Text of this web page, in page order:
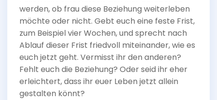
werden, ob frau diese Beziehung weiterleben
möchte oder nicht. Gebt euch eine feste Frist,
zum Beispiel vier Wochen, und sprecht nach
Ablauf dieser Frist friedvoll miteinander, wie es
euch jetzt geht. Vermisst ihr den anderen?
Fehlt euch die Beziehung? Oder seid ihr eher
erleichtert, dass ihr euer Leben jetzt allein
gestalten könnt?